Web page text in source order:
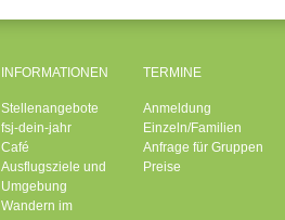
INFORMATIONEN
Stellenangebote
fsj-dein-jahr
Café
Ausflugsziele und
Umgebung
Wandern im
TERMINE
Anmeldung
Einzeln/Familien
Anfrage für Gruppen
Preise